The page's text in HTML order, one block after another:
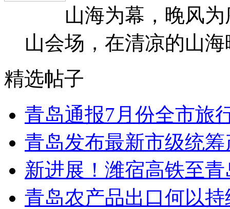
山海为幕，晚风为
山会场，在清凉的山
精选帖子
青岛通报7月份全市旅
青岛发布最新市级统
新进展！潍宿高铁至
青岛农产品出口何以持